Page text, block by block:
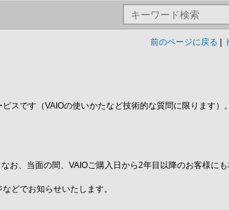
前のページに戻る
スです（VAIOの使いかたなど技術的な質問に限ります）。
、当面の間、VAIOご購入日から2年目以降のお客様にも
どでお知らせいたします。